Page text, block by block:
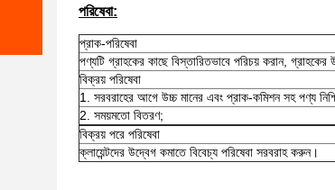
পরিষেবা:
প্রাক-পরিষেবা
পণ্যটি গ্রাহকের কাছে বিস্তারিতভাবে পরিচয় করান,
বিক্রয় পরিষেবা
1. সরবরাহের আগে উচ্চ মানের এবং প্রাক-কমিশন সহ পণ্য
2. সময়মতো বিতরণ;
বিক্রয় পরে পরিষেবা
ক্লায়েন্টদের উদ্বেগ কমাতে বিবেচ্য পরিষেবা সরবরাহ করুন।